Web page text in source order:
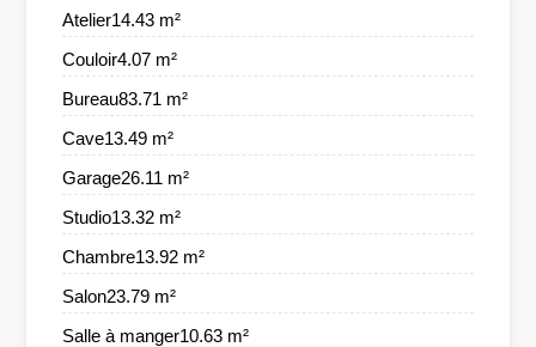
Atelier14.43 m²
Couloir4.07 m²
Bureau83.71 m²
Cave13.49 m²
Garage26.11 m²
Studio13.32 m²
Chambre13.92 m²
Salon23.79 m²
Salle à manger10.63 m²